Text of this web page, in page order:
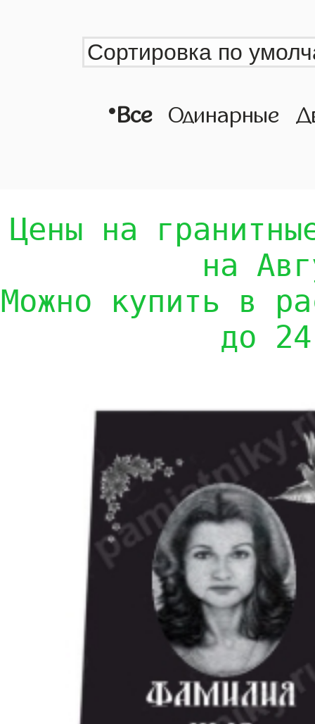
•Все Одинарные
Цены на
на
Можно купить в
до